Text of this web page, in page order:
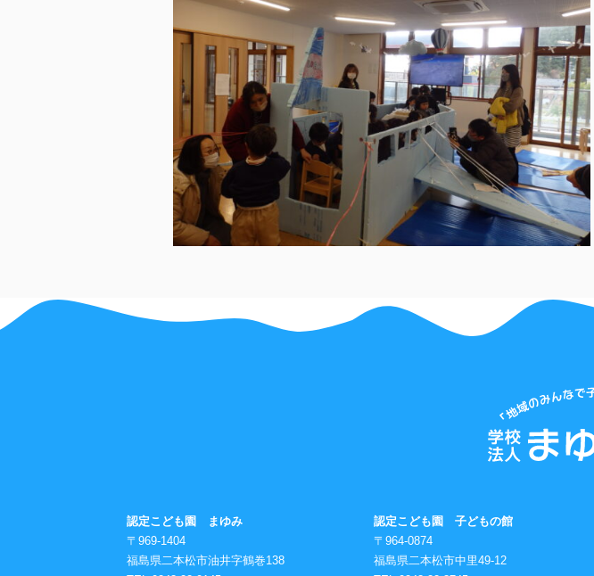
認定こども園 まゆみ
〒969-1404
福島県二本松市油井字鶴巻138
認定こども園 子どもの館
〒964-0874
福島県二本松市中里49-12